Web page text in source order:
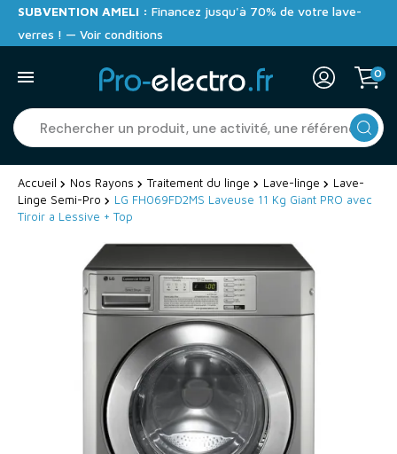
SUBVENTION AMELI : Financez jusqu'à 70% de votre lave-
verres ! — Voir conditions
0
Accueil Nos Rayons Traitement du linge Lave-linge
Lave-
Linge Semi-Pro
LG FH069FD2MS Laveuse 11 Kg Giant PRO avec
Tiroir a Lessive + Top